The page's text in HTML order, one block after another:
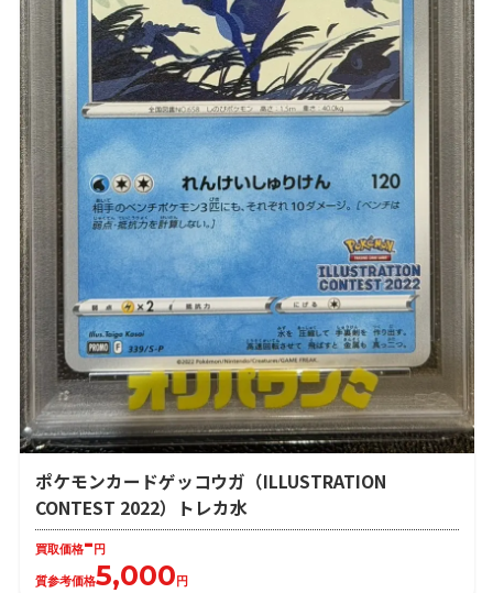
ポケモンカードゲッコウガ（ILLUSTRATION
CONTEST 2022）トレカ水
買取価格-円
質参考価格5,000円